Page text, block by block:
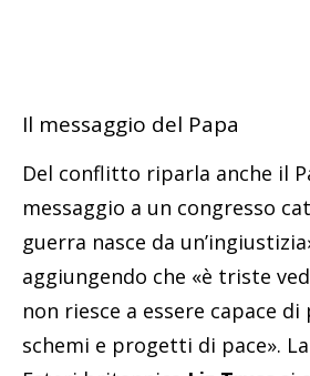
Il messaggio del Papa
Del conflitto riparla anche il
messaggio a un congresso
guerra nasce da
aggiungendo che «è triste
non riesce a essere capace di
schemi e progetti di pace».